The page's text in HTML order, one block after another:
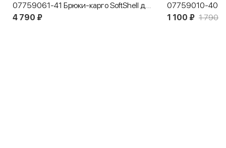
07759061-41 Брюки-карго SoftShell детские черный
4 790 ₽
1 100 ₽ 1 790 ₽